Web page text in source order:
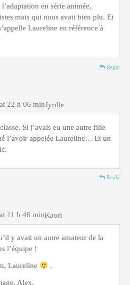
en série animée,
mais qui nous avait bien plu. Et
Laureline en référence à
Reply
Jyrille
22 h 06 min
Si j’avais eu une autre fille
l’avoir appelée Laureline… Et un
Reply
Kaori
11 h 46 min
y avait un autre amateur de la
l’équipe !
Laureline .
Alex.